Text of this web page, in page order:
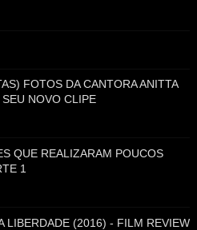
FOTOS DA CANTORA ANITTA
NOVO CLIPE
QUE REALIZARAM POUCOS
1
LIBERDADE (2016) - FILM REVIEW